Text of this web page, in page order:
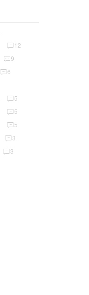
12
9
6
5
5
5
3
3